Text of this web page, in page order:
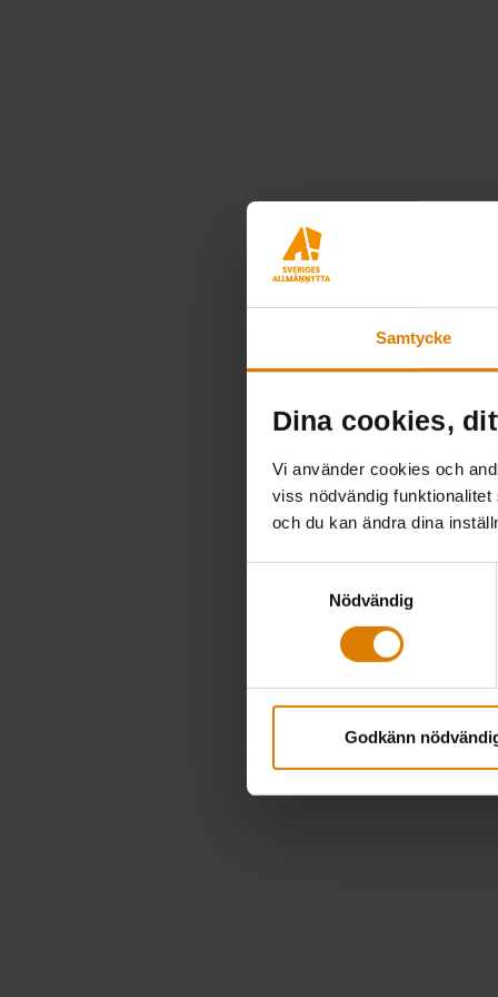
Samtycke
Dina cookies,
Vi använder cookies och
viss nödvändig
och du kan ändra dina
Nödvändig
Godkänn